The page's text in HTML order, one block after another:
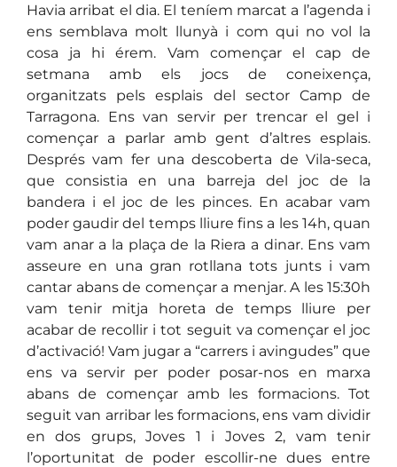
Havia arribat el dia. El teníem marcat a l’agenda i
ens semblava molt llunyà i com qui no vol la
cosa ja hi érem. Vam començar el cap de
setmana amb els jocs de coneixença,
organitzats pels esplais del sector Camp de
Tarragona. Ens van servir per trencar el gel i
començar a parlar amb gent d’altres esplais.
Després vam fer una descoberta de Vila-seca,
que consistia en una barreja del joc de la
bandera i el joc de les pinces. En acabar vam
poder gaudir del temps lliure fins a les 14h, quan
vam anar a la plaça de la Riera a dinar. Ens vam
asseure en una gran rotllana tots junts i vam
cantar abans de començar a menjar. A les 15:30h
vam tenir mitja horeta de temps lliure per
acabar de recollir i tot seguit va començar el joc
d’activació! Vam jugar a “carrers i avingudes” que
ens va servir per poder posar-nos en marxa
abans de començar amb les formacions. Tot
seguit van arribar les formacions, ens vam dividir
en dos grups, Joves 1 i Joves 2, vam tenir
l’oportunitat de poder escollir-ne dues entre